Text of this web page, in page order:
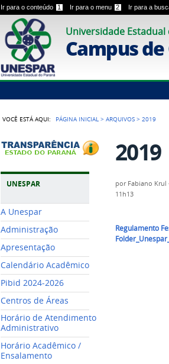
Ir para o conteúdo 1 Ir para o menu 2 Ir para a
Universidade Estadual
Campus
VOCÊ ESTÁ AQUI: PÁGINA INICIAL >ARQUIVOS >2019
UNESPAR
A Unespar
Administração
Apresentação
Calendário Acadêmico
Pibid 2024-2026
Centros de Áreas
Horário de Atendimento
Administrativo
Horário Acadêmico /
Ensalamento
2019
por Fabiano Krul
11h13
Regulamento